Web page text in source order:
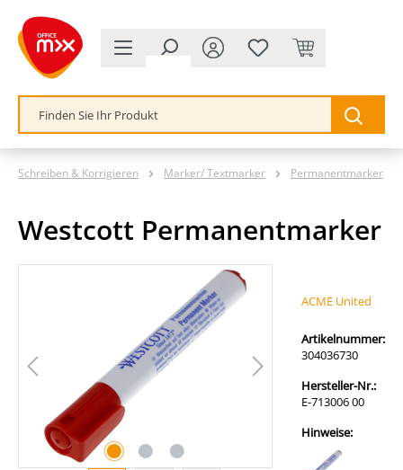
springen
Schreiben & Korrigieren Marker/ Textmarker Permanentmarker
Westcott Permanentmarker
ACME United
Artikelnummer:
304036730
Hersteller-Nr.:
E-713006 00
Hinweise: